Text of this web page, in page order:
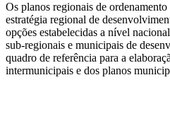
Os planos regionais de
estratégia regional de
opções estabelecidas a nível
sub-regionais e municipais de
quadro de referência para a
intermunicipais e dos planos